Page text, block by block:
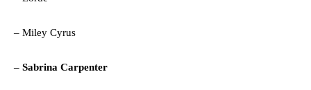
– Miley Cyrus
– Sabrina Carpenter